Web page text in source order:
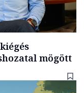
mögött